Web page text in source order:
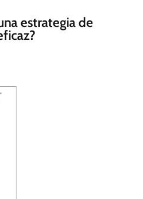
estrategia de